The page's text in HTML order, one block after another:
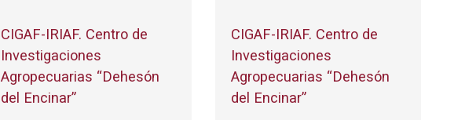
CIGAF-IRIAF. Centro de
Investigaciones
Agropecuarias “Dehesón
del Encinar”
CIGAF-IRIAF. Centro de
Investigaciones
Agropecuarias “Dehesón
del Encinar”